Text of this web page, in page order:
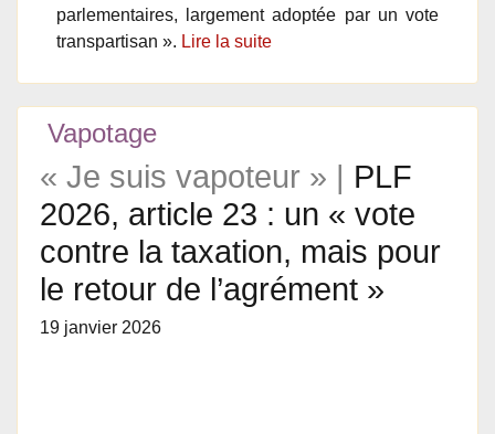
parlementaires, largement adoptée par un vote
transpartisan ». Lire la suite
Vapotage
« Je suis vapoteur » | PLF
2026, article 23 : un « vote
contre la taxation, mais pour
le retour de l’agrément »
19 janvier 2026